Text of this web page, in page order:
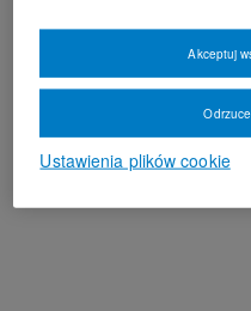
Ustawienia plików cookie
Akceptuj